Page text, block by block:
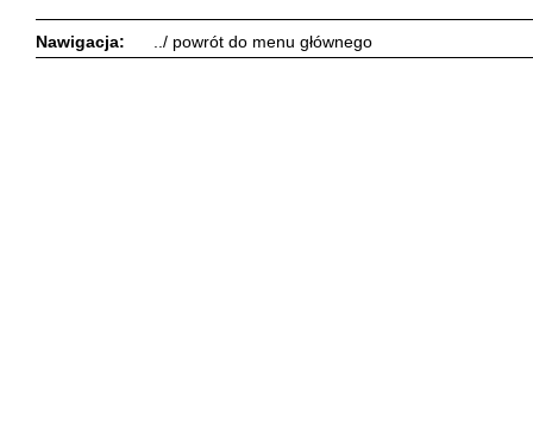
Nawigacja: ../ powrót do menu głównego